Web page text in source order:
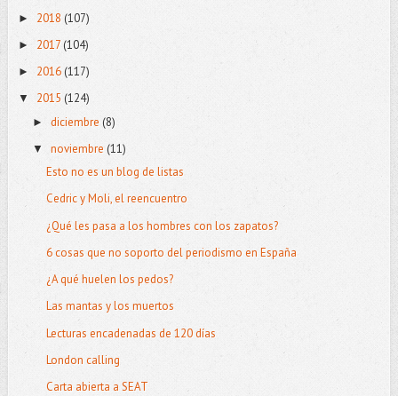
► 2018 (107)
► 2017 (104)
► 2016(117)
▼ 2015 (124)
► diciembre (8)
▼ noviembre (11)
Esto no es un blog de listas
Cedric y Moli, el reencuentro
¿Qué les pasa a los hombres con los zapatos?
6 cosas que no soporto del periodismo en España
¿A qué huelen los pedos?
Las mantas y los muertos
Lecturas encadenadas de 120 días
London calling
Carta abierta a SEAT